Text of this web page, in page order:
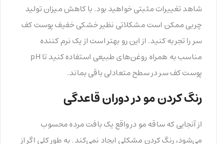
شاهد تغییرات مثبتی خواهید بود. با کاهش میزان تولید
چربی ممکن است مشکلاتی نظیر خشکی خفیف پوست کف
سر را تجربه کنید. از این رو بهتر است از یک نرم کننده
مناسب به همراه روغن‌های طبیعی استفاده کنید تا pH
پوست کف سر در سطح متعادلی باقی بماند.
رنگ کردن مو در دوران قاعدگی
از آنجایی که ساقه مو در واقع یک بافت مرده محسوب
می‌شود، رنگ کردن مشکلی ایجاد نمی‌کند. به طور کلی اگر از